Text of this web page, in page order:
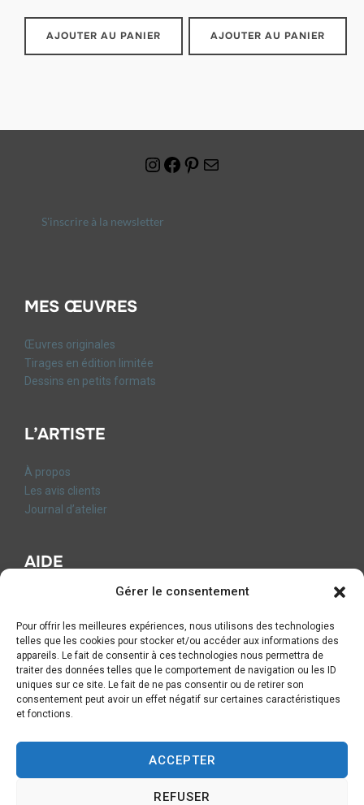
Gérer le consentement
Pour offrir les meilleures expériences, nous utilisons des technologies
telles que les cookies pour stocker et/ou accéder aux informations des
appareils. Le fait de consentir à ces technologies nous permettra de
traiter des données telles que le comportement de navigation ou les ID
uniques sur ce site. Le fait de ne pas consentir ou de retirer son
consentement peut avoir un effet négatif sur certaines caractéristiques
et fonctions.
ACCEPTER
REFUSER
AJOUTER AU PANIER AJOUTER AU PANIER
S'inscrire à la newsletter
MES ŒUVRES
Œuvres originales
Tirages en édition limitée
Dessins en petits formats
L’ARTISTE
À propos
Les avis clients
Journal d’atelier
AIDE
CGV
Mentions légales
Livraison et Retours
Formulaire de rétractation
Politique de Confidentialité
Politique de Confidentialité